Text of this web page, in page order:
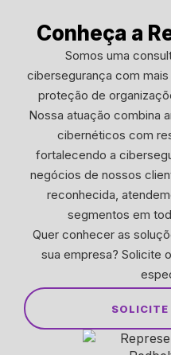
Conheça a
Somos uma
cibersegurança com
proteção de
Nossa atuação combina
cibernéticos com
fortalecendo a
negócios de nossos
reconhecida,
segmentos em
Quer conhecer as
sua empresa? Solicite
SOLICITE